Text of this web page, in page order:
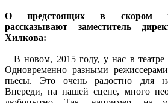
О предстоящих в скором
рассказывают заместитель
Хилкова:
– В новом, 2015 году, у нас в театре
Одновременно разными
пьесы. Это очень радостно для
Впереди, на нашей сцене, много